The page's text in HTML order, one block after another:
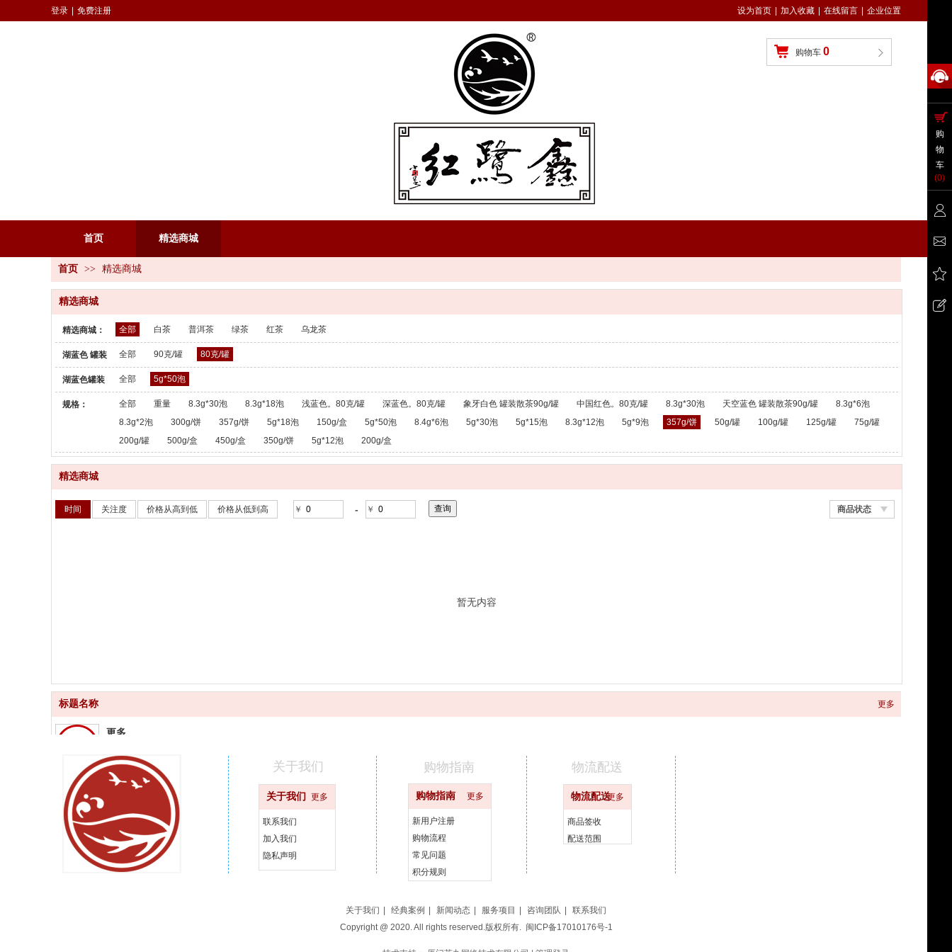
购物车 0
登录 免费注册 设为首页 加入收藏 在线留言 企业位置
首页 精选商城
首页 >> 精选商城
精选商城
精选商城： 全部 白茶 普洱茶 绿茶 红茶 乌龙茶
湖蓝色 罐装
散茶：
全部 90克/罐 80克/罐
湖蓝色罐装
散茶：
全部 5g*50泡
规格： 全部 重量 8.3g*30泡 8.3g*18泡 浅蓝色。80克/罐 深蓝色。80克/罐 象牙白色 罐装散茶90g/罐 中国红色。80克/罐 8.3g*30泡 天空蓝色 罐装散茶90g/罐
8.3g*6泡
8.3g*2泡
300g/饼 357g/饼 5g*18泡 150g/盒 5g*50泡 8.4g*6泡 5g*30泡 5g*15泡 8.3g*12泡 5g*9泡 357g/饼 50g/罐 100g/罐 125g/罐
75g/罐
200g/罐
500g/盒 450g/盒 350g/饼 5g*12泡 200g/盒
精选商城
商品状态
时间 关注度 价格从高到低 价格从低到高 ￥ - ￥
暂无内容
标题名称 更多
更多
更快
更好
汇聚品牌
关于我们 更多
联系我们
加入我们
隐私声明
购物指南 更多
新用户注册
购物流程
常见问题
积分规则
物流配送更多
商品签收
配送范围
关于我们 购物指南 物流配送
关于我们 经典案例 新闻动态 服务项目 咨询团队
联系我们
Copyright @ 2020. All rights reserved.版权所有. 闽ICP备17010176号-1
购
物
车
(0)